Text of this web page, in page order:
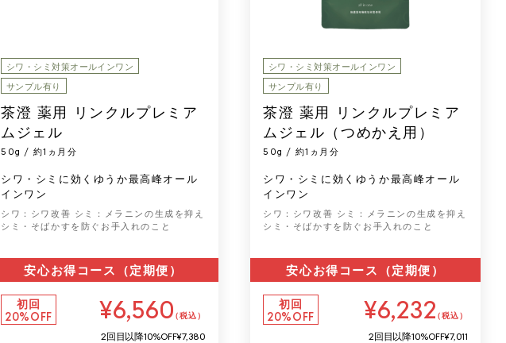
シワ・シミ対策オールインワン
サンプル有り
茶澄 薬用 リンクルプレミア
ムジェル
50g / 約1ヵ月分
シワ・シミに効くゆうか最高峰オール
インワン
シワ：シワ改善 シミ：メラニンの生成を抑え
シミ・そばかすを防ぐお手入れのこと
安心お得コース（定期便）
初回
20%OFF
¥6,560（税込）
2回目以降10%OFF¥7,380
シワ・シミ対策オールインワン
サンプル有り
茶澄 薬用 リンクルプレミア
ムジェル（つめかえ用）
50g / 約1ヵ月分
シワ・シミに効くゆうか最高峰オール
インワン
シワ：シワ改善 シミ：メラニンの生成を抑え
シミ・そばかすを防ぐお手入れのこと
安心お得コース（定期便）
初回
20%OFF
¥6,232（税込）
2回目以降10%OFF¥7,011